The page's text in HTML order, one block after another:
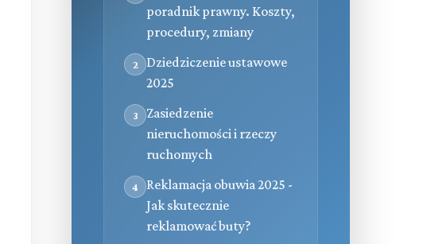
poradnik prawny. Koszty,
procedury, zmiany
2
Dziedziczenie ustawowe
2025
3
Zasiedzenie
nieruchomości i rzeczy
ruchomych
4
Reklamacja obuwia 2025 -
Jak skutecznie
reklamować buty?